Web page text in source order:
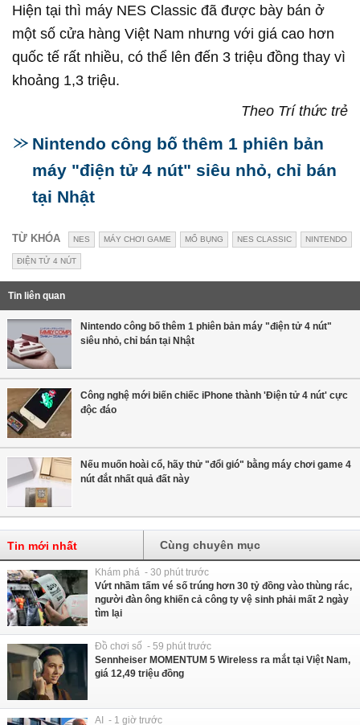
Hiện tại thì máy NES Classic đã được bày bán ở
một số cửa hàng Việt Nam nhưng với giá cao hơn
quốc tế rất nhiều, có thể lên đến 3 triệu đồng thay vì
khoảng 1,3 triệu.
Theo Trí thức trẻ
Nintendo công bố thêm 1 phiên bản
máy "điện tử 4 nút" siêu nhỏ, chỉ bán
tại Nhật
TỪ KHÓA NES MÁY CHƠI GAME MỔ BỤNG NES CLASSIC NINTENDO
ĐIỆN TỬ 4 NÚT
Tin liên quan
Nintendo công bố thêm 1 phiên bản máy "điện tử 4 nút"
siêu nhỏ, chỉ bán tại Nhật
Công nghệ mới biến chiếc iPhone thành 'Điện tử 4 nút' cực
độc đáo
Nếu muốn hoài cổ, hãy thử "đổi gió" bằng máy chơi game 4
nút đắt nhất quả đất này
Tin mới nhất Cùng chuyên mục
Khám phá - 30 phút trước
Vứt nhầm tấm vé số trúng hơn 30 tỷ đồng vào thùng rác,
người đàn ông khiến cả công ty vệ sinh phải mất 2 ngày
tìm lại
Đồ chơi số - 59 phút trước
Sennheiser MOMENTUM 5 Wireless ra mắt tại Việt Nam,
giá 12,49 triệu đồng
AI - 1 giờ trước